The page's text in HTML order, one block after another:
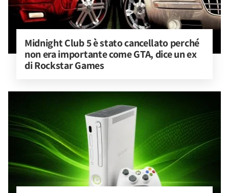
Midnight Club 5 è stato cancellato perché
non era importante come GTA, dice un ex
di Rockstar Games